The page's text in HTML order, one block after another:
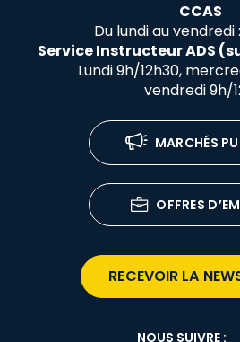
CCAS
Du lundi au vendredi
Service Instructeur ADS
Lundi 9h/12h30,
vendredi 9h/
MARCHÉS
OFFRES
RECEVOIR LA
NOUS SUIVRE :